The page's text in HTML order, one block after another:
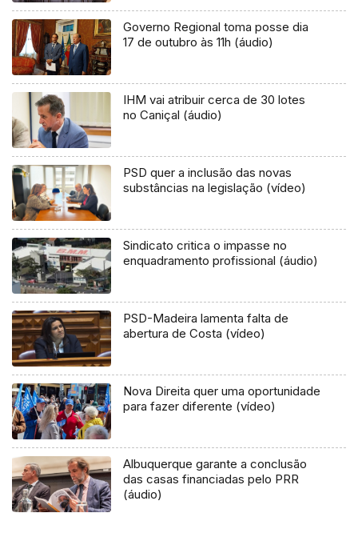
Governo Regional toma posse dia
17 de outubro às 11h (áudio)
IHM vai atribuir cerca de 30 lotes
no Caniçal (áudio)
PSD quer a inclusão das novas
substâncias na legislação (vídeo)
Sindicato critica o impasse no
enquadramento profissional (áudio)
PSD-Madeira lamenta falta de
abertura de Costa (vídeo)
Nova Direita quer uma oportunidade
para fazer diferente (vídeo)
Albuquerque garante a conclusão
das casas financiadas pelo PRR
(áudio)